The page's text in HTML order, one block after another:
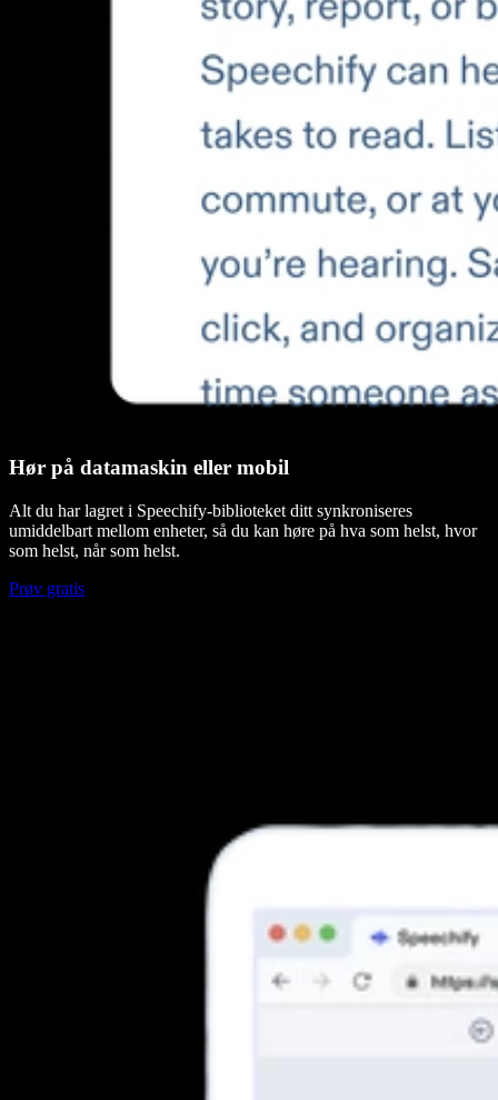
Hør på datamaskin eller mobil
Alt du har lagret i Speechify-biblioteket ditt synkroniseres
umiddelbart mellom enheter, så du kan høre på hva som helst, hvor
som helst, når som helst.
Prøv gratis